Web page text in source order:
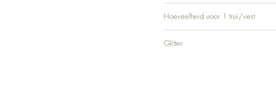
Hoeveelheid voor 1 trui/vest
Glitter